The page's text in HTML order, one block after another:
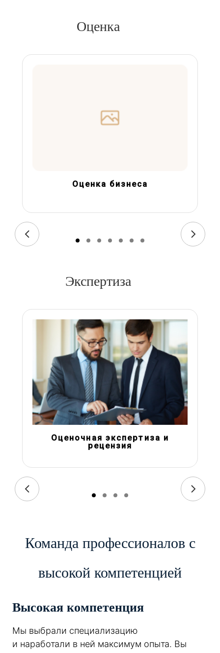
Оценка
Оценка бизнеса
Экспертиза
Оценочная экспертиза и
рецензия
Команда профессионалов с
высокой компетенцией
Высокая компетенция
Мы выбрали специализацию
и наработали в ней максимум опыта. Вы